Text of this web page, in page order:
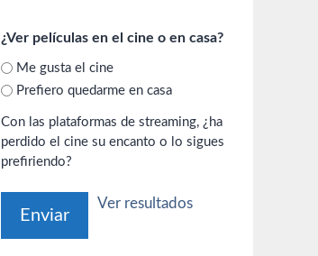
¿Ver películas en el cine o en casa?
Me gusta el cine
Prefiero quedarme en casa
Con las plataformas de streaming, ¿ha
perdido el cine su encanto o lo sigues
prefiriendo?
Ver resultados